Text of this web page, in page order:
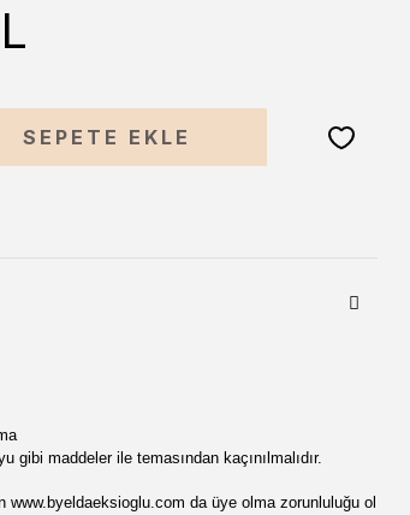
SEPETE EKLE
gibi madde ler ile temasından kaçınılmalıdır.
www.byeldaeksioglu.com da üye olma zorunluluğu ol